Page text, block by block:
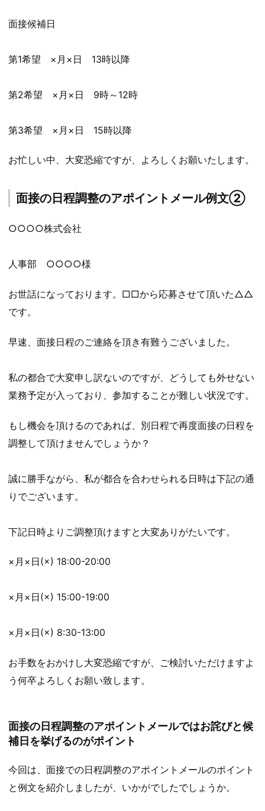
面接候補日
第1希望 ×月×日 13時以降
第2希望 ×月×日 9時～12時
第3希望 ×月×日 15時以降
お忙しい中、大変恐縮ですが、よろしくお願いたします。
面接の日程調整のアポイントメール例文②
○○○○株式会社
人事部 ○○○○様
お世話になっております。□□から応募させて頂いた△△
です。
早速、面接日程のご連絡を頂き有難うございました。
私の都合で大変申し訳ないのですが、どうしても外せない
業務予定が入っており、参加することが難しい状況です。
もし機会を頂けるのであれば、別日程で再度面接の日程を
調整して頂けませんでしょうか？
誠に勝手ながら、私が都合を合わせられる日時は下記の通
りでございます。
下記日時よりご調整頂けますと大変ありがたいです。
×月×日(×) 18:00-20:00
×月×日(×) 15:00-19:00
×月×日(×) 8:30-13:00
お手数をおかけし大変恐縮ですが、ご検討いただけますよ
う何卒よろしくお願い致します。
面接の日程調整のアポイントメールではお詫びと候
補日を挙げるのがポイント
今回は、面接での日程調整のアポイントメールのポイント
と例文を紹介しましたが、いかがでしたでしょうか。